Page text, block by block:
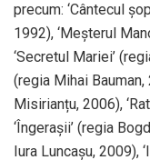
precum: ‘Cântecul
1992), ‘Meșterul
‘Secretul Mariei’
(regia Mihai Bauman,
Misirianțu, 2006),
‘Îngerașii’ (regia
Iura Luncașu, 2009),